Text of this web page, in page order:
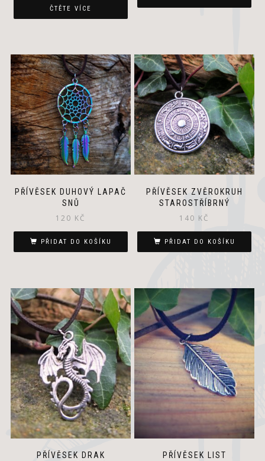
ČTĚTE VÍCE
PŘÍVĚSEK DUHOVÝ LAPAČ
SNŮ
120 KČ
PŘIDAT DO KOŠÍKU
PŘÍVĚSEK ZVĚROKRUH
STAROSTŘÍBRNÝ
140 KČ
PŘIDAT DO KOŠÍKU
PŘÍVĚSEK DRAK
PŘÍVĚSEK LIST